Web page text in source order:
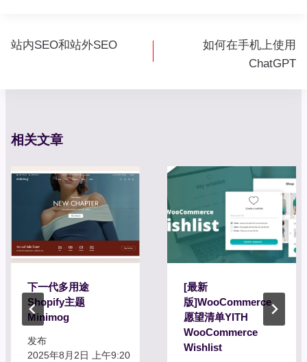
文
站内SEO和站外SEO
如何在手机上使用
ChatGPT
相关文章
下一代多用途
Shopify主题
Minimog
发布
2025年8月2日 上午9:20
[最新
版]WooCommerce
愿望清单YITH
WooCommerce
Wishlist